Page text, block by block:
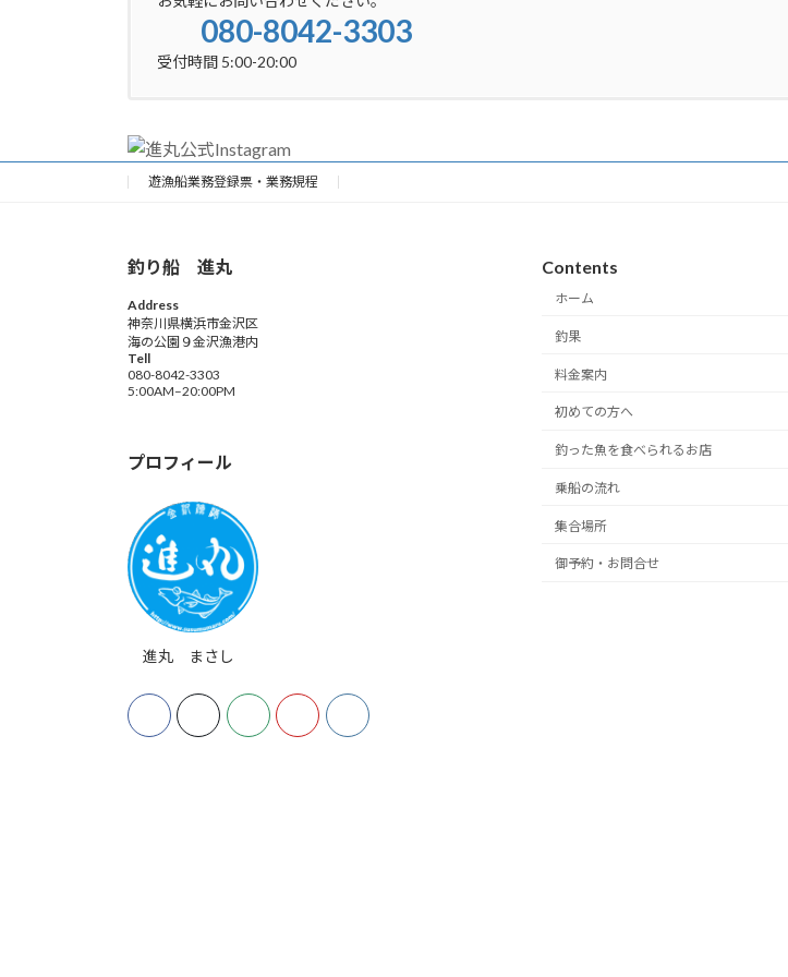
080-8042-3303
受付時間 5:00-20:00
遊漁船業務登録票・業務規程
釣り船 進丸
Address
神奈川県横浜市金沢区
海の公園９金沢漁港内
Tell
080-8042-3303
5:00AM–20:00PM
プロフィール
進丸 まさし
Contents
ホーム
釣果
料金案内
初めての方へ
釣った魚を食べられるお店
乗船の流れ
集合場所
御予約・お問合せ